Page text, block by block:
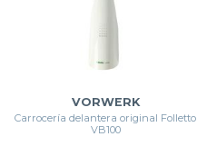
VORWERK
Carrocería delantera original Folletto
VB100